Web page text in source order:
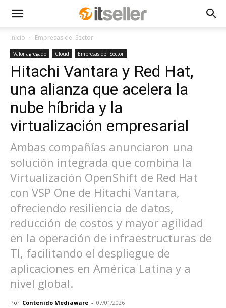
Inicio Empresas del Sector
Valor agregado Cloud Empresas del Sector
Hitachi Vantara y Red Hat,
una alianza que acelera la
nube híbrida y la
virtualización empresarial
Ambas compañías anunciaron una
solución integrada que combina la
Virtualización OpenShift de Red Hat
con VSP One de Hitachi Vantara,
ofreciendo resiliencia de datos,
reducción de costos y mayor agilidad
en la operación de infraestructuras de
TI, facilitando el despliegue de
aplicaciones en América Latina y a
nivel global.
Por Contenido Mediaware - 07/01/2026